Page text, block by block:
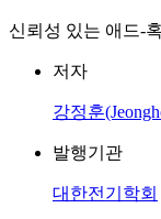
신뢰성 있는 애드-
저자
강정훈
발행기관
대한전기학회